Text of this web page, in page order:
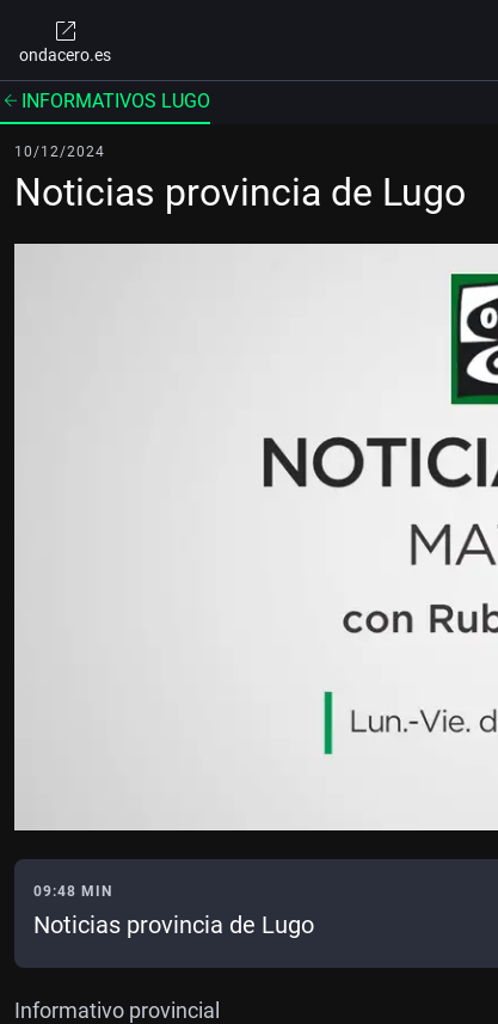
ondacero.es
INFORMATIVOS LUGO
10/12/2024
Noticias provincia de Lugo
09:48 MIN
Noticias provincia de Lugo
Informativo provincial